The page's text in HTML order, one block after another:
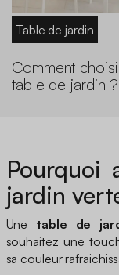
Table de jardin
Comment
table de jardin ?
Pourquoi
jardin
Une table de
souhaitez une
sa couleur